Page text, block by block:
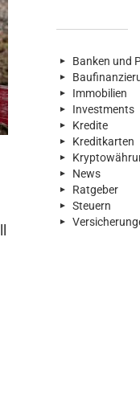
Banken und
Immobilien
Investments
Kredite
Kreditkarten
News
Ratgeber
Steuern